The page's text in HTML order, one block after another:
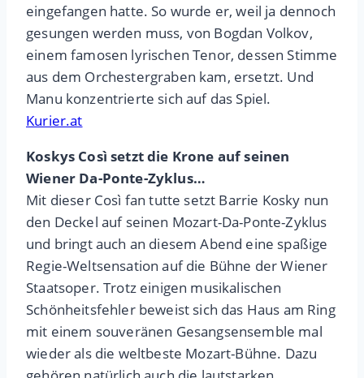
eingefangen hatte. So wurde er, weil ja dennoch
gesungen werden muss, von Bogdan Volkov,
einem famosen lyrischen Tenor, dessen Stimme
aus dem Orchestergraben kam, ersetzt. Und
Manu konzentrierte sich auf das Spiel.
Kurier.at
Koskys Così setzt die Krone auf seinen
Wiener Da-Ponte-Zyklus…
Mit dieser Così fan tutte setzt Barrie Kosky nun
den Deckel auf seinen Mozart-Da-Ponte-Zyklus
und bringt auch an diesem Abend eine spaßige
Regie-Weltsensation auf die Bühne der Wiener
Staatsoper. Trotz einigen musikalischen
Schönheitsfehler beweist sich das Haus am Ring
mit einem souveränen Gesangsensemble mal
wieder als die weltbeste Mozart-Bühne. Dazu